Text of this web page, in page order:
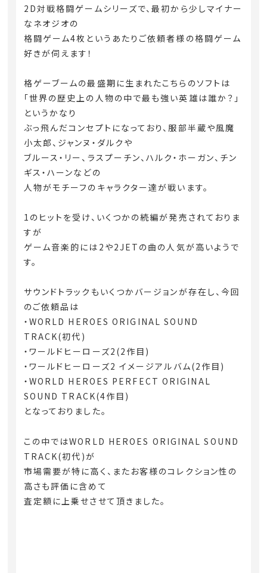
2D対戦格闘ゲームシリーズで、最初から少しマイナー
なネオジオの
格闘ゲーム4枚というあたりご依頼者様の格闘ゲーム
好きが伺えます！
格ゲーブームの最盛期に生まれたこちらのソフトは
「世界の歴史上の人物の中で最も強い英雄は誰か？」
というかなり
ぶっ飛んだコンセプトになっており、服部半蔵や風魔
小太郎、ジャンヌ・ダルクや
ブルース・リー、ラスプーチン、ハルク・ホーガン、チン
ギス・ハーンなどの
人物がモチーフのキャラクター達が戦います。
1のヒットを受け、いくつかの続編が発売されておりま
すが
ゲーム音楽的には2や2JETの曲の人気が高いようで
す。
サウンドトラックもいくつかバージョンが存在し、今回
のご依頼品は
・WORLD HEROES ORIGINAL SOUND
TRACK(初代)
・ワールドヒーローズ2(2作目)
・ワールドヒーローズ2 イメージアルバム(2作目)
・WORLD HEROES PERFECT ORIGINAL
SOUND TRACK(4作目)
となっておりました。
この中ではWORLD HEROES ORIGINAL SOUND
TRACK(初代)が
市場需要が特に高く、またお客様のコレクション性の
高さも評価に含めて
査定額に上乗せさせて頂きました。